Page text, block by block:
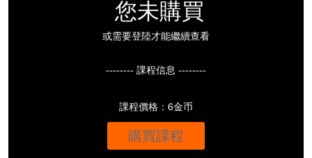
您未購買
或需要登陸才能繼續查看
-------- 課程信息 --------
課程價格：6金币
購買課程